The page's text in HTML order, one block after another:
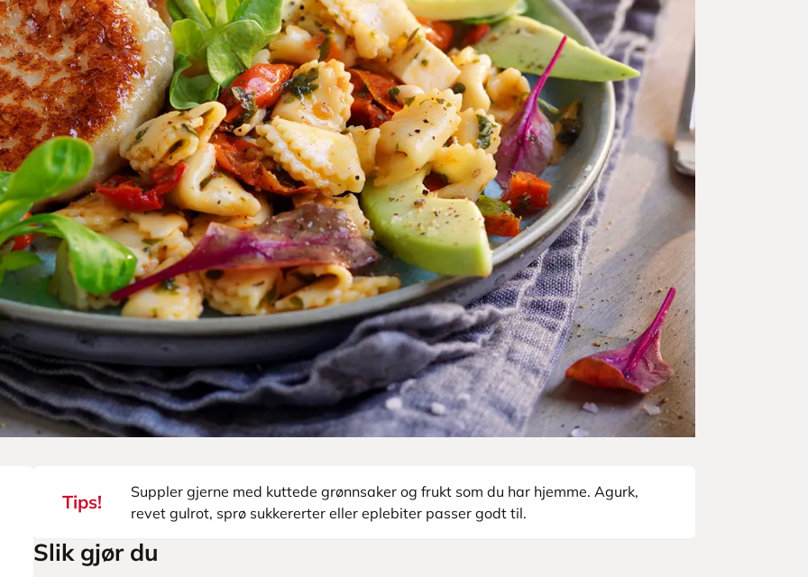
Tips!
Suppler gjerne med kuttede grønnsaker og frukt som du har hjemme. Agurk,
revet gulrot, sprø sukkererter eller eplebiter passer godt til.
Slik gjør du